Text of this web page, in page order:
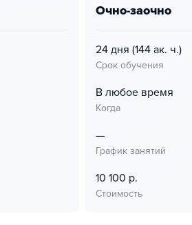
очно-заочно
24 дня (144 ак. ч.)
Срок обучения
В любое время
Когда
—
График занятий
10 100 р.
Стоимость